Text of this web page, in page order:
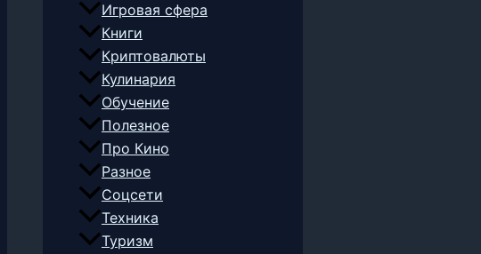
Игровая сфера
Книги
Криптовалюты
Кулинария
Обучение
Полезное
Про Кино
Разное
Соцсети
Техника
Туризм